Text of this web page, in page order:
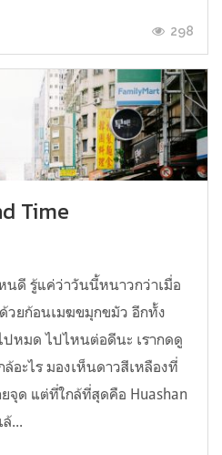
298
Time
นดี รู้แค่ว่าวันนี้หนาวกว่าเมื่อ
วยก้อนเมฆขมุกขมัว อีกทั้ง
หมด ไปไหนต่อดีนะ เรากดดู
อะไร มองเห็นดาวสีเหลืองที่
จุด แต่ที่ใกล้ที่สุดคือ Huashan
...